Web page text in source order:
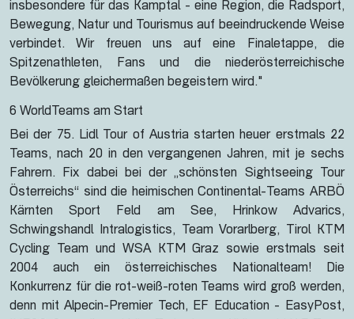
insbesondere für das Kamptal - eine Region, die Radsport,
Bewegung, Natur und Tourismus auf beeindruckende Weise
verbindet. Wir freuen uns auf eine Finaletappe, die
Spitzenathleten, Fans und die niederösterreichische
Bevölkerung gleichermaßen begeistern wird."
6 WorldTeams am Start
Bei der 75. Lidl Tour of Austria starten heuer erstmals 22
Teams, nach 20 in den vergangenen Jahren, mit je sechs
Fahrern. Fix dabei bei der „schönsten Sightseeing Tour
Österreichs“ sind die heimischen Continental-Teams ARBÖ
Kärnten Sport Feld am See, Hrinkow Advarics,
Schwingshandl Intralogistics, Team Vorarlberg, Tirol KTM
Cycling Team und WSA KTM Graz sowie erstmals seit
2004 auch ein österreichisches Nationalteam! Die
Konkurrenz für die rot-weiß-roten Teams wird groß werden,
denn mit Alpecin-Premier Tech, EF Education - EasyPost,